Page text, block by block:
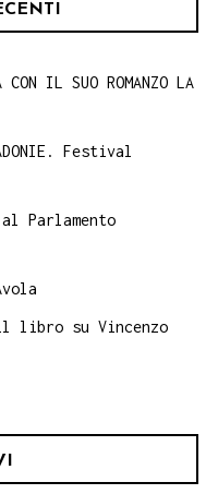
IL SUO ROMANZO LA
Festival
Parlamento
libro su Vincenzo